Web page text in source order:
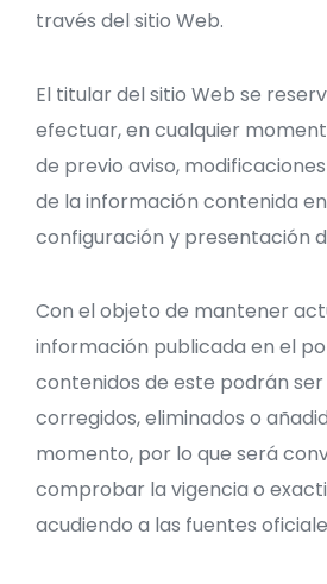
través del sitio Web.
El titular del sitio Web se
efectuar, en cualquier
de previo aviso,
de la información contenida
configuración y presentación
Con el objeto de mantener
información publicada en el
contenidos de este podrán
corregidos, eliminados o
momento, por lo que será
comprobar la vigencia o
acudiendo a las fuentes